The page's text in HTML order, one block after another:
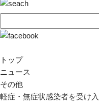
トップ
ニュース
その他
軽症・無症状感染者を受け